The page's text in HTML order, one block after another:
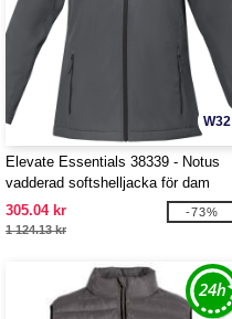
W32
Elevate Essentials 38339 - Notus
vadderad softshelljacka för dam
305.04 kr
1 124.13 kr
-73%